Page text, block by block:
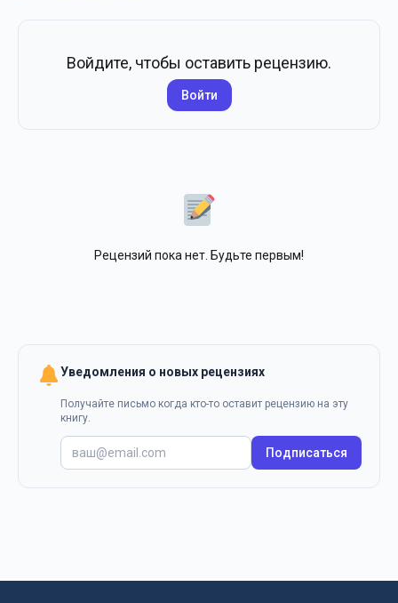
Войдите, чтобы оставить рецензию.
Войти
Рецензий пока нет. Будьте первым!
Уведомления о новых рецензиях
Получайте письмо когда кто-то оставит рецензию на эту
книгу.
Подписаться